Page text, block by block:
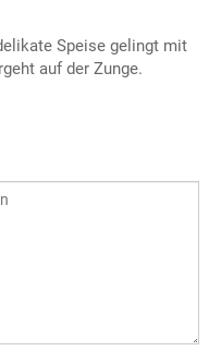
Speise gelingt mit
auf der Zunge.